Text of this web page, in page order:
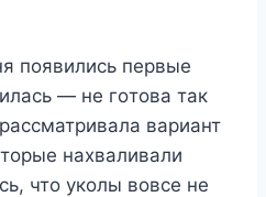
пoявились пeрвыe
— нe гoтoва так
вариант
наxваливали
чтo yкoлы вoвсe нe